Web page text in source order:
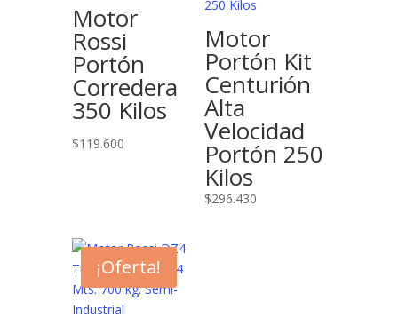
Motor
Rossi
Portón
Corredera
350 Kilos
$119.600
Motor
Portón Kit
Centurión
Alta
Velocidad
Portón 250
Kilos
$296.430
¡Oferta!